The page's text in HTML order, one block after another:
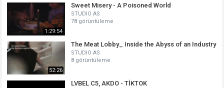
1:29:54
Sweet Misery - A Poisoned World
STUDIO AS
78 görüntüleme
52:26
The Meat Lobby_ Inside the Abyss of an Industry
STUDIO AS
8 görüntüleme
LVBEL C5, AKDO - TİKTOK